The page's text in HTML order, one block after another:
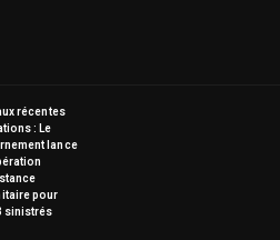
récentes
: Le
lance
pour
sinistrés